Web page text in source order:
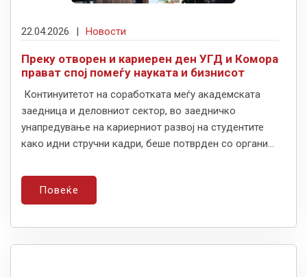
22.04.2026 | Новости
Преку отворен и кариерен ден УГД и Комора
прават спој помеѓу науката и бизнисот
Континуитетот на соработката меѓу академската
заедница и деловниот сектор, во заедничко
унапредување на кариерниот развој на студентите
како идни стручни кадри, беше потврден со органи...
Повеќе